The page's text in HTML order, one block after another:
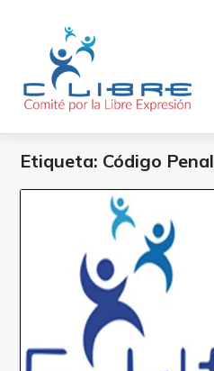
Etiqueta: Código Penal